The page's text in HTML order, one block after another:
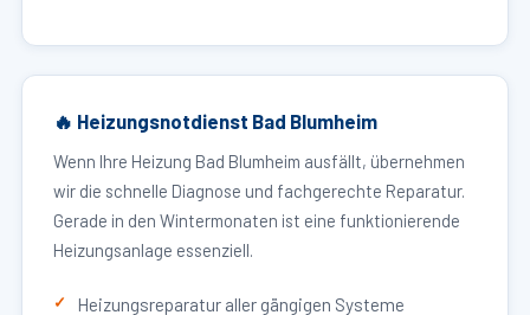
🔥 Heizungsnotdienst Bad Blumheim
Wenn Ihre Heizung Bad Blumheim ausfällt, übernehmen
wir die schnelle Diagnose und fachgerechte Reparatur.
Gerade in den Wintermonaten ist eine funktionierende
Heizungsanlage essenziell.
Heizungsreparatur aller gängigen Systeme